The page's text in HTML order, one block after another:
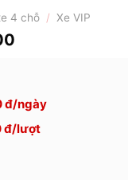
4 chỗ / Xe VIP
đ/ngày
đ/lượt